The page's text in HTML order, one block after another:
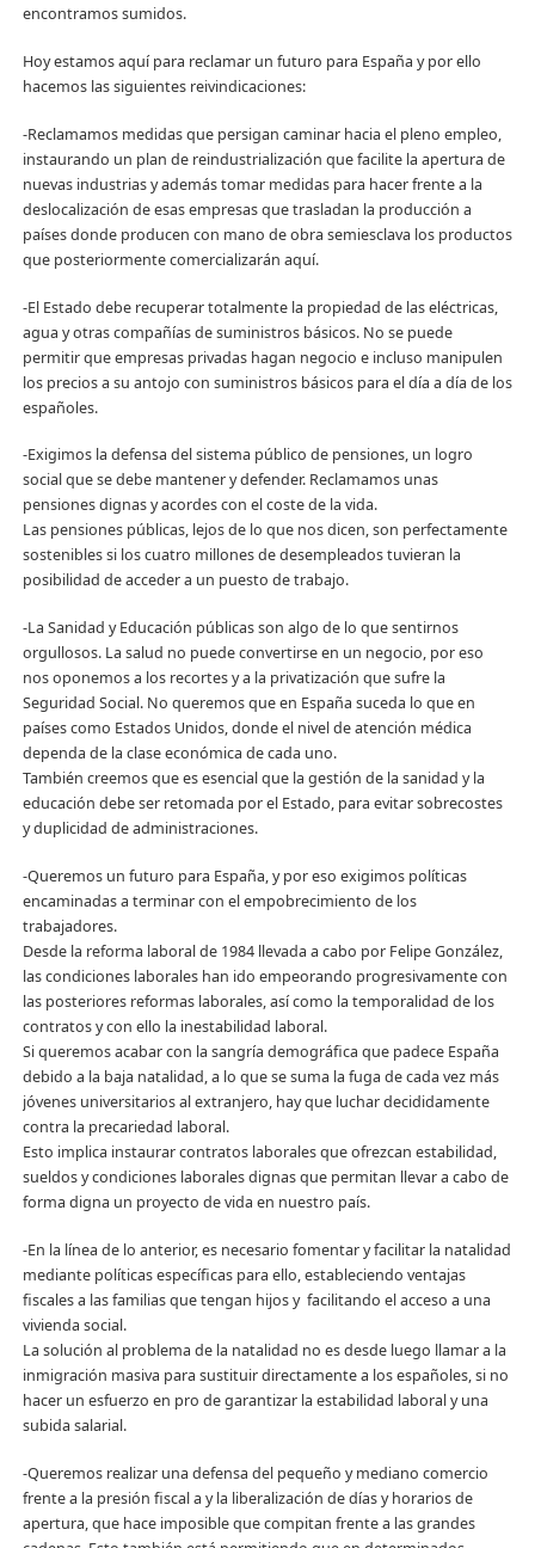
encontramos sumidos.
Hoy estamos aquí para reclamar un futuro para España y por ello
hacemos las siguientes reivindicaciones:
-Reclamamos medidas que persigan caminar hacia el pleno empleo,
instaurando un plan de reindustrialización que facilite la apertura de
nuevas industrias y además tomar medidas para hacer frente a la
deslocalización de esas empresas que trasladan la producción a
países donde producen con mano de obra semiesclava los productos
que posteriormente comercializarán aquí.
-El Estado debe recuperar totalmente la propiedad de las eléctricas,
agua y otras compañías de suministros básicos. No se puede
permitir que empresas privadas hagan negocio e incluso manipulen
los precios a su antojo con suministros básicos para el día a día de los
españoles.
-Exigimos la defensa del sistema público de pensiones, un logro
social que se debe mantener y defender. Reclamamos unas
pensiones dignas y acordes con el coste de la vida.
Las pensiones públicas, lejos de lo que nos dicen, son perfectamente
sostenibles si los cuatro millones de desempleados tuvieran la
posibilidad de acceder a un puesto de trabajo.
-La Sanidad y Educación públicas son algo de lo que sentirnos
orgullosos. La salud no puede convertirse en un negocio, por eso
nos oponemos a los recortes y a la privatización que sufre la
Seguridad Social. No queremos que en España suceda lo que en
países como Estados Unidos, donde el nivel de atención médica
dependa de la clase económica de cada uno.
También creemos que es esencial que la gestión de la sanidad y la
educación debe ser retomada por el Estado, para evitar sobrecostes
y duplicidad de administraciones.
-Queremos un futuro para España, y por eso exigimos políticas
encaminadas a terminar con el empobrecimiento de los
trabajadores.
Desde la reforma laboral de 1984 llevada a cabo por Felipe González,
las condiciones laborales han ido empeorando progresivamente con
las posteriores reformas laborales, así como la temporalidad de los
contratos y con ello la inestabilidad laboral.
Si queremos acabar con la sangría demográfica que padece España
debido a la baja natalidad, a lo que se suma la fuga de cada vez más
jóvenes universitarios al extranjero, hay que luchar decididamente
contra la precariedad laboral.
Esto implica instaurar contratos laborales que ofrezcan estabilidad,
sueldos y condiciones laborales dignas que permitan llevar a cabo de
forma digna un proyecto de vida en nuestro país.
-En la línea de lo anterior, es necesario fomentar y facilitar la natalidad
mediante políticas específicas para ello, estableciendo ventajas
fiscales a las familias que tengan hijos y facilitando el acceso a una
vivienda social.
La solución al problema de la natalidad no es desde luego llamar a la
inmigración masiva para sustituir directamente a los españoles, si no
hacer un esfuerzo en pro de garantizar la estabilidad laboral y una
subida salarial.
-Queremos realizar una defensa del pequeño y mediano comercio
frente a la presión fiscal a y la liberalización de días y horarios de
apertura, que hace imposible que compitan frente a las grandes